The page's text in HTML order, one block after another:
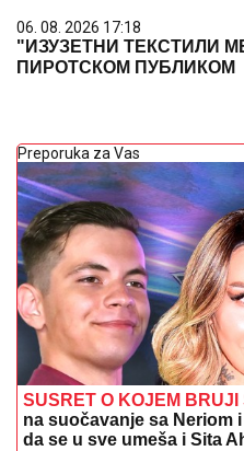
06. 08. 2026 17:18
"ИЗУЗЕТНИ ТЕКСТИЛИ
ПИРОТСКОМ ПУБЛИКОМ
Preporuka za Vas
SUSRET O KOJEM BRUJI
na suočavanje sa Neriom
da se u sve umeša i Sita